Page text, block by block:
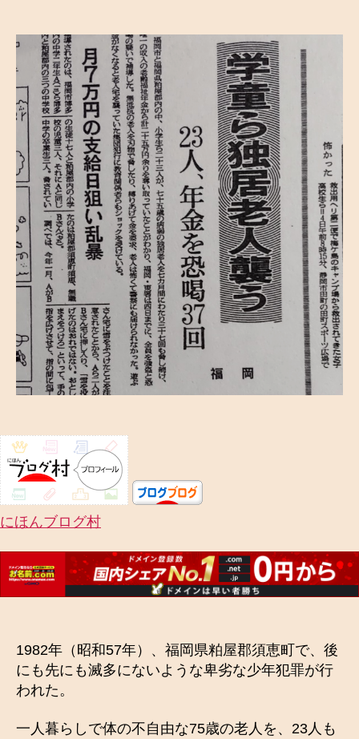
にほんブログ村
1982年（昭和57年）、福岡県粕屋郡須恵町で、後
にも先にも滅多にないような卑劣な少年犯罪が行
われた。
一人暮らしで体の不自由な75歳の老人を、23人も